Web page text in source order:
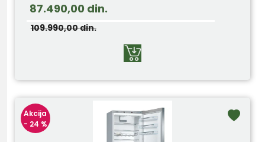
87.490,00 din.
109.990,00din.
Akcija
- 24 %